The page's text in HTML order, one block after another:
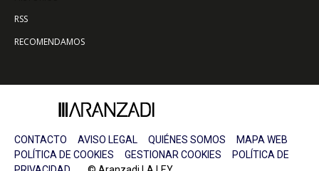
RSS
RECOMENDAMOS
CONTACTO AVISO LEGAL QUIÉNES SOMOS
MAPA WEB
POLÍTICA DE COOKIES
GESTIONAR COOKIES
POLÍTICA DE